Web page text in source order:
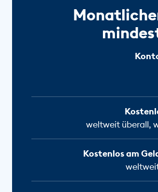
weltweit überall,
Kostenlos am